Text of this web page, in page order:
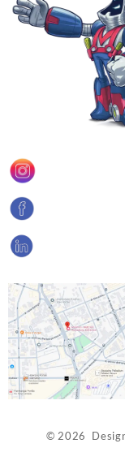
© 2026